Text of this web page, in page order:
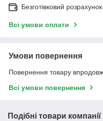
Безготівковий
Всі умови оплати
Умови повернення
Повернення товару
Всі умови повернення
Подібні товари компанії